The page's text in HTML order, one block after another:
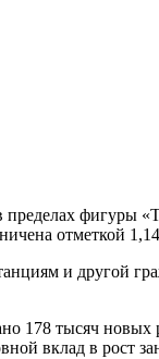
фигуры
отметкой
и другой
178 тысяч новых
вклад в рост